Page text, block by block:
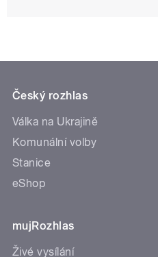
Český rozhlas
Válka na Ukrajině
Komunální volby
Stanice
eShop
mujRozhlas
Živé vysílání